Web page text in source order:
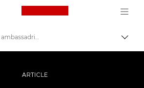
Canon Logo, back
Vidéo et photographie professionnelles
Les conseils d'une ambassadrice Canon à son étudiante
ARTICLE